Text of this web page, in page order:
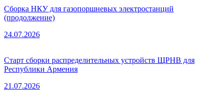
Сборка НКУ для газопоршневых электростанций
(продолжение)
24.07.2026
Старт сборки распределительных устройств ЩРНВ для
Республики Армения
21.07.2026